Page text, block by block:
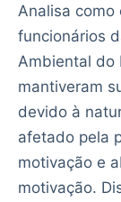
Analisa
funcionários
Ambiental do
mantiveram
devido à
afetado pela
motivação e
motivação.